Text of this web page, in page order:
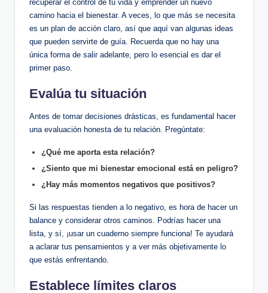
recuperar⁤ el control ‍de tu vida y emprender un nuevo
camino hacia ‍el bienestar. A veces, lo que más se necesita
es un plan de acción claro, así que aquí​ van‍ algunas ideas
que pueden servirte de guía. ⁤Recuerda que no hay ⁢una
única forma de salir⁣ adelante, pero‍ lo esencial es dar el
primer paso.
Evalúa tu⁣ situación
Antes de tomar decisiones drásticas, es⁣ fundamental hacer
una evaluación honesta de tu relación. Pregúntate:
¿Qué ‌me​ aporta esta relación?
¿Siento que mi bienestar emocional está en peligro?
¿Hay más ‍momentos negativos que ⁤positivos?
Si las respuestas tienden a lo negativo, es hora de ⁤hacer un
balance y⁢ considerar otros caminos. Podrías hacer una
lista, y sí, ¡usar un cuaderno siempre funciona! Te ayudará
a aclarar tus pensamientos y a⁤ ver más objetivamente lo‌
que estás enfrentando.
Establece límites claros